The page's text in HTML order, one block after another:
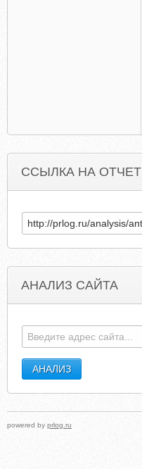
ССЫЛКА НА ОТЧЕТ
АНАЛИЗ САЙТА
powered by prlog.ru